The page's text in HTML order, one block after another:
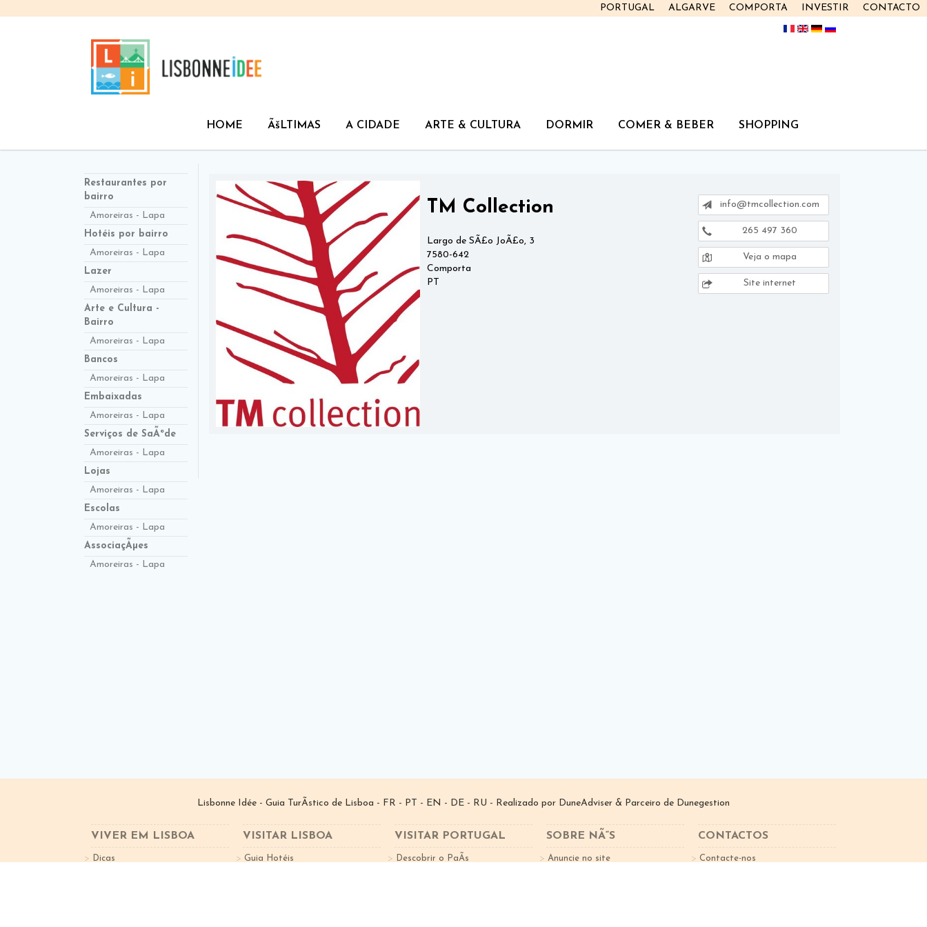
CONTACTO
INVESTIR
COMPORTA
ALGARVE
PORTUGAL
HOME ÃšLTIMAS A CIDADE ARTE & CULTURA DORMIR COMER & BEBER SHOPPING
Restaurantes por
bairro
Amoreiras - Lapa
Hotéis por bairro
Amoreiras - Lapa
Lazer
Amoreiras - Lapa
Arte e Cultura -
Bairro
Amoreiras - Lapa
Bancos
Amoreiras - Lapa
Embaixadas
Amoreiras - Lapa
Serviços de SaÃºde
Amoreiras - Lapa
Lojas
Amoreiras - Lapa
Escolas
Amoreiras - Lapa
AssociaçÃµes
Amoreiras - Lapa
TM Collection
Largo de SÃ£o JoÃ£o, 3
7580-642
Comporta
PT
info@tmcollection.com
265 497 360
Veja o mapa
Site internet
Lisbonne Idée - Guia TurÃ­stico de Lisboa - FR - PT - EN - DE - RU - Realizado por DuneAdviser & Parceiro de Dunegestion
VIVER EM LISBOA
Dicas
VISITAR LISBOA
Guia Hotéis
VISITAR PORTUGAL
Descobrir o PaÃ­s
SOBRE NÃ“S
Anuncie no site
CONTACTOS
Contacte-nos